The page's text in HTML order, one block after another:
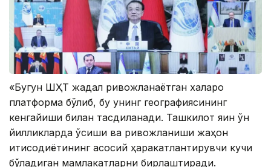
«Бугун ШҲТ жадал ривожланаётган халқаро
платформа бўлиб, бу унинг географиясининг
кенгайиши билан тасдиқланади. Ташкилот яқин ўн
йилликларда ўсиши ва ривожланиши жаҳон
иқтисодиётининг асосий ҳаракатлантирувчи кучи
бўладиган мамлакатларни бирлаштиради.